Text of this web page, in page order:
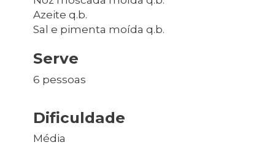
Azeite q.b.
Sal e pimenta moída q.b.
Serve
6 pessoas
Dificuldade
Média